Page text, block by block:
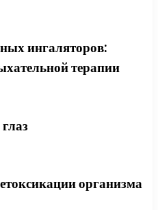
ингаляторов:
терапии
организма